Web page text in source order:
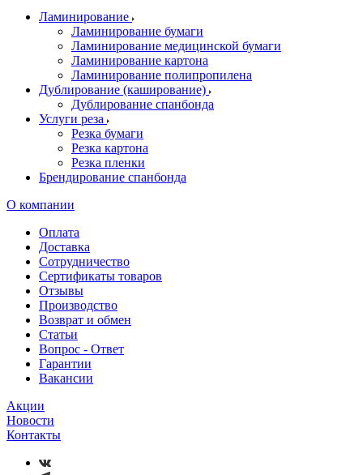
Ламинирование
Ламинирование бумаги
Ламинирование медицинской бумаги
Ламинирование картона
Ламинирование полипропилена
Дублирование (каширование)
Дублирование спанбонда
Услуги реза
Резка бумаги
Резка картона
Резка пленки
Брендирование спанбонда
О компании
Оплата
Доставка
Сотрудничество
Сертификаты товаров
Отзывы
Производство
Возврат и обмен
Статьи
Вопрос - Ответ
Гарантии
Вакансии
Акции
Новости
Контакты